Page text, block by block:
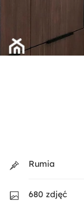
Rumia
680 zdjęć